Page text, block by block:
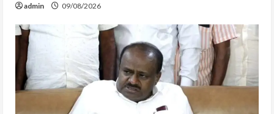
admin 09/08/2026